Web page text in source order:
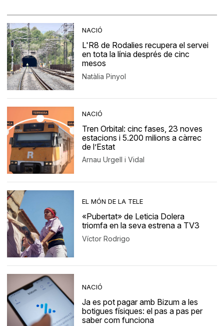
NACIÓ
L'R8 de Rodalies recupera el servei
en tota la línia després de cinc
mesos
Natàlia Pinyol
NACIÓ
Tren Orbital: cinc fases, 23 noves
estacions i 5.200 milions a càrrec
de l’Estat
Arnau Urgell i Vidal
EL MÓN DE LA TELE
«Pubertat» de Leticia Dolera
triomfa en la seva estrena a TV3
Víctor Rodrigo
NACIÓ
Ja es pot pagar amb Bizum a les
botigues físiques: el pas a pas per
saber com funciona